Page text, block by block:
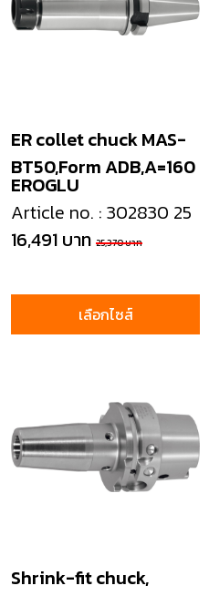
EROGLU
ER collet chuck MAS-
BT50,Form ADB,A=160
Article no. : 302830 25
16,491 บาท 25,370 บาท
เลือกไซส์
Shrink-fit chuck,